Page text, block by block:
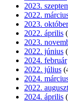
2023.
2022.
2023. október
2022. április
2023.
2022. június
2024. február
2022. július
2024.
2022.
2024. április